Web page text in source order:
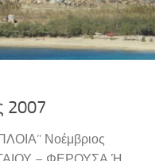
2007
Νοέμβριος